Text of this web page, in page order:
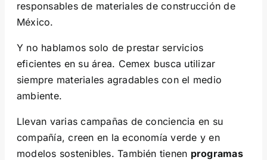
responsables de materiales de construcción de
México.
Y no hablamos solo de prestar servicios
eficientes en su área. Cemex busca utilizar
siempre materiales agradables con el medio
ambiente.
Llevan varias campañas de conciencia en su
compañía, creen en la economía verde y en
modelos sostenibles. También tienen programas